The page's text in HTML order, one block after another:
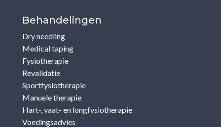
Behandelingen
Dry needling
Medical taping
Fysiotherapie
Revalidatie
Sportfysiotherapie
Manuele therapie
Hart-, vaat- en longfysiotherapie
Voedingsadvies